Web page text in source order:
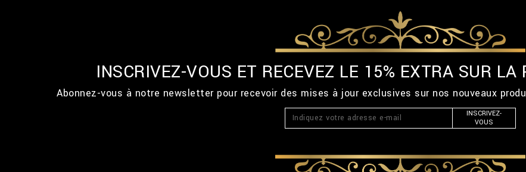
INSCRIVEZ-VOUS ET RECEVEZ LE 15% EXTRA SUR LA
Abonnez-vous à notre newsletter pour recevoir des mises à jour exclusives sur nos nouveaux
INSCRIVEZ-
VOUS